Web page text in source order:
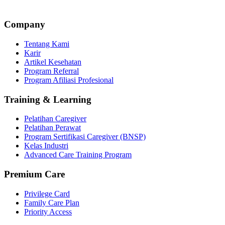
Company
Tentang Kami
Karir
Artikel Kesehatan
Program Referral
Program Afiliasi Profesional
Training & Learning
Pelatihan Caregiver
Pelatihan Perawat
Program Sertifikasi Caregiver (BNSP)
Kelas Industri
Advanced Care Training Program
Premium Care
Privilege Card
Family Care Plan
Priority Access